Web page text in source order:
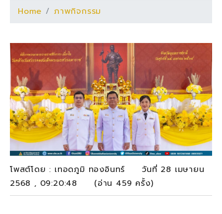
Home ภาพกิจกรรม
โพสต์โดย : เทอดภูมิ ทองอินทร์ วันที่ 28 เมษายน
2568 , 09:20:48 (อ่าน 459 ครั้ง)